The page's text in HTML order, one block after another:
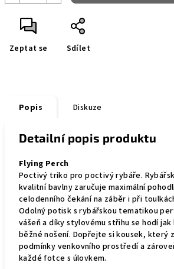
Zeptat se Sdílet
Popis Diskuze
Detailní popis produktu
Flying Perch
Poctivý triko pro poctivý rybáře.
kvalitní bavlny zaručuje maximální
celodenního čekání na záběr i při
Odolný potisk s rybářskou tematikou
vášeň a díky stylovému střihu se hodí
běžné nošení. Dopřejte si kousek, který
podmínky venkovního prostředí a
každé fotce s úlovkem.